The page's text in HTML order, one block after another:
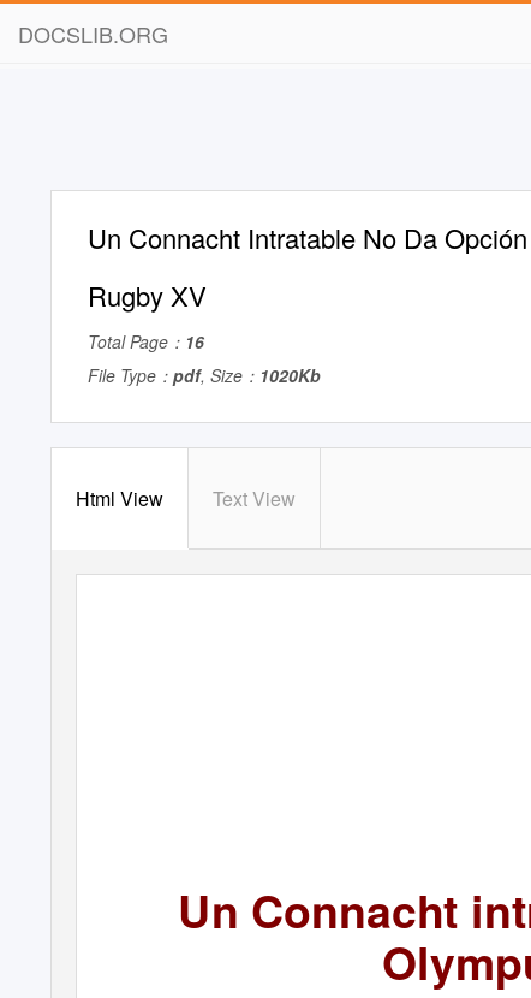
DOCSLIB.ORG
Un Connacht Intratable No Da
Rugby XV
Total Page： 16
File Type： pdf, Size： 1020Kb
Html View Text View
Un Connacht